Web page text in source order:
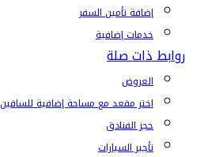
إضافة تأمين السفر
خدمات إضافية
روابط ذات صلة
العروض
اختر مقعد مع مساحة إضافية للساقين
حجز الفنادق
تأجير السيارات